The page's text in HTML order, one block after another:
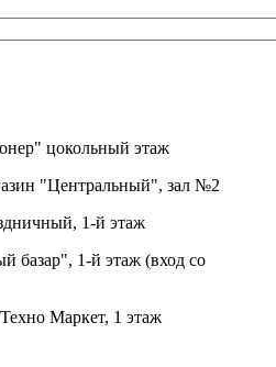
цокольный этаж
"Центральный", зал №2
1-й этаж
базар", 1-й этаж (вход со
Маркет, 1 этаж